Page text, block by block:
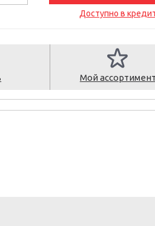
Доступно в
Мой ассортимент